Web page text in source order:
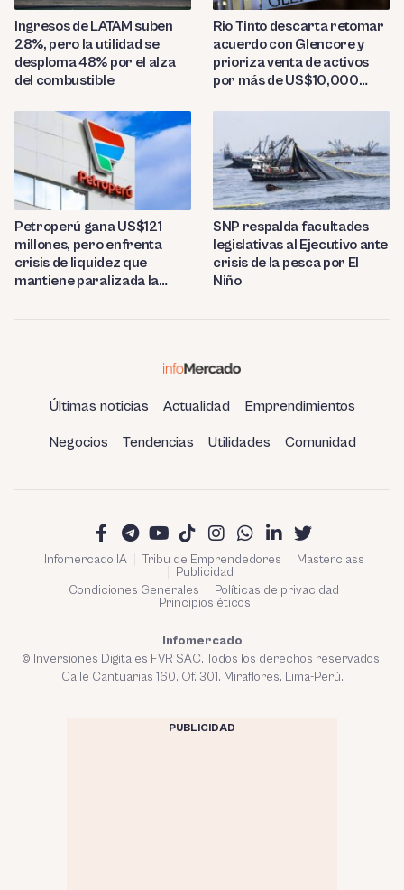
Ingresos de LATAM suben
28%, pero la utilidad se
desploma 48% por el alza
del combustible
Rio Tinto descarta retomar
acuerdo con Glencore y
prioriza venta de activos
por más de US$10,000
Petroperú gana US$121
millones, pero enfrenta
crisis de liquidez que
mantiene paralizada la
SNP respalda facultades
legislativas al Ejecutivo ante
crisis de la pesca por El
Niño
Últimas noticias Actualidad Emprendimientos
Negocios Tendencias Utilidades Comunidad
Infomercado IA Tribu de Emprendedores
Masterclass
Publicidad
Condiciones Generales
Políticas de privacidad
Principios éticos
Infomercado
© Inversiones Digitales FVR SAC. Todos los derechos reservados.
Calle Cantuarias 160. Of. 301. Miraflores, Lima-Perú.
PUBLICIDAD